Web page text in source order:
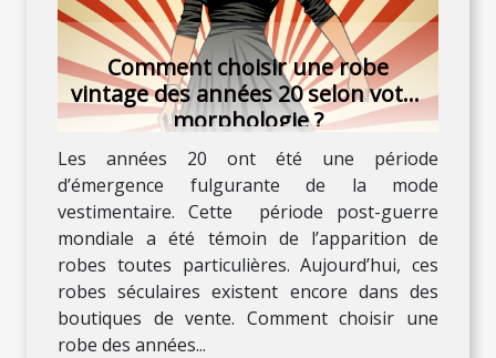
Comment choisir une robe
vintage des années 20 selon votre
morphologie ?
Les années 20 ont été une période
d’émergence fulgurante de la mode
vestimentaire. Cette période post-guerre
mondiale a été témoin de l’apparition de
robes toutes particulières. Aujourd’hui, ces
robes séculaires existent encore dans des
boutiques de vente. Comment choisir une
robe des années...